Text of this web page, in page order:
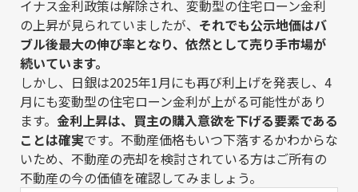
イナス金利政策は解除され、変動型の住宅ローン金利
の上昇が見られていましたが、 それでも公示地価はバ
ブル後最大の伸び率となり、依然として売り手市場が
続いています。
しかし、日銀は2025年1月にも再び利上げを発表し、4
月にも変動型の住宅ローン金利が上がる可能性があり
ます。 金利上昇は、買主の購入意欲を下げる要素である
ことは確実です。不動産価格もいつ下落するかわからな
いため、不動産の売却を検討されている方はご所有の
不動産の今の価値を確認してみましょう。